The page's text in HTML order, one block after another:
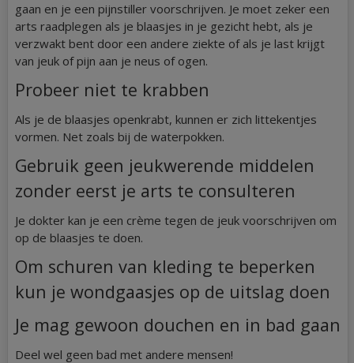
gaan en je een pijnstiller voorschrijven. Je moet zeker een
arts raadplegen als je blaasjes in je gezicht hebt, als je
verzwakt bent door een andere ziekte of als je last krijgt
van jeuk of pijn aan je neus of ogen.
Probeer niet te krabben
Als je de blaasjes openkrabt, kunnen er zich littekentjes
vormen. Net zoals bij de waterpokken.
Gebruik geen jeukwerende middelen
zonder eerst je arts te consulteren
Je dokter kan je een crème tegen de jeuk voorschrijven om
op de blaasjes te doen.
Om schuren van kleding te beperken
kun je wondgaasjes op de uitslag doen
Je mag gewoon douchen en in bad gaan
Deel wel geen bad met andere mensen!